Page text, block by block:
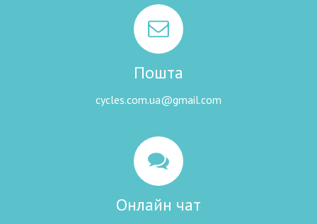
Пошта
cycles.com.ua@gmail.com
Онлайн чат